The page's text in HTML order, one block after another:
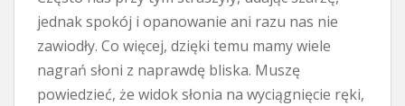
jednak spokój i opanowanie ani razu nas nie
zawiodły. Co więcej, dzięki temu mamy wiele
nagrań słoni z naprawdę bliska. Muszę
powiedzieć, że widok słonia na wyciągnięcie ręki,